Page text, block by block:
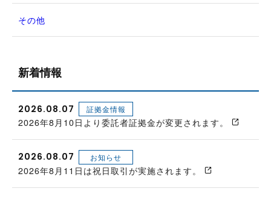
その他
新着情報
2026.08.07 証拠金情報
2026年8月10日より委託者証拠金が変更されます。
2026.08.07 お知らせ
2026年8月11日は祝日取引が実施されます。